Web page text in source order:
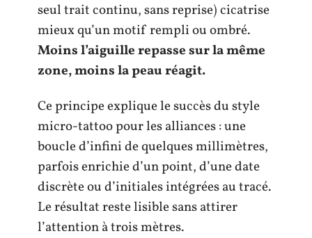
seul trait continu, sans reprise) cicatrise
mieux qu’un motif rempli ou ombré.
Moins l’aiguille repasse sur la même
zone, moins la peau réagit.
Ce principe explique le succès du style
micro-tattoo pour les alliances : une
boucle d’infini de quelques millimètres,
parfois enrichie d’un point, d’une date
discrète ou d’initiales intégrées au tracé.
Le résultat reste lisible sans attirer
l’attention à trois mètres.